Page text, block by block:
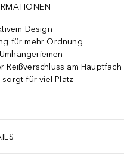
Design
für mehr Ordnung
Reißverschluss am Hauptfach
sorgt für viel Platz